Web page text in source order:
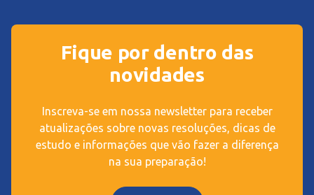
Fique por dentro das
novidades
Inscreva-se em nossa newsletter para receber
atualizações sobre novas resoluções, dicas de
estudo e informações que vão fazer a diferença
na sua preparação!